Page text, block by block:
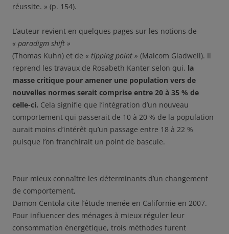
réussite. » (p. 154).
L’auteur revient en quelques pages sur les notions de
« paradigm shift »
(Thomas Kuhn) et de « tipping point » (Malcom Gladwell). Il
reprend les travaux de Rosabeth Kanter selon qui, la
masse critique pour amener une population vers de
nouvelles normes serait comprise entre 20 à 35 % de
celle-ci. Cela signifie que l’intégration d’un nouveau
comportement qui passerait de 10 à 20 % de la population
aurait moins d’intérêt qu’un passage entre 18 à 22 %
puisque l’on franchirait un point de bascule.
Pour mieux connaître les déterminants d’un changement
de comportement,
Damon Centola cite l’étude menée en Californie en 2007.
Pour influencer des ménages à mieux réguler leur
consommation énergétique, trois méthodes furent